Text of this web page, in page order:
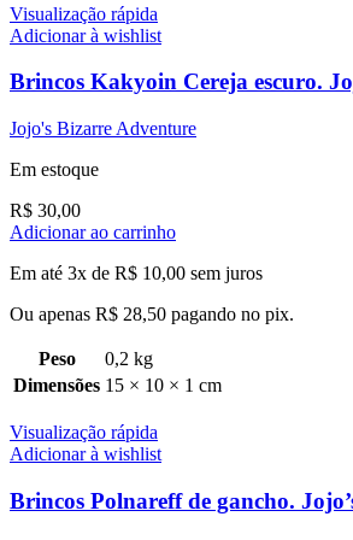
Visualização rápida
Adicionar à wishlist
Brincos Kakyoin Cereja escuro.
Jojo's Bizarre Adventure
Em estoque
R$ 30,00
Adicionar ao carrinho
Em até 3x de R$ 10,00 sem juros
Ou apenas R$ 28,50 pagando no pix.
Peso
0,2 kg
Dimensões 15 × 10 × 1 cm
Visualização rápida
Adicionar à wishlist
Brincos Polnareff de gancho.